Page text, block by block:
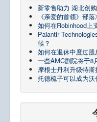
新零售助力 湖北创
《亲爱的首领》部
如何在Robinhood上
Palantir
候？
如何在退休中度过股
一些AMC剧院将于8
摩根士丹利升级特
托德梳子可以成为沃